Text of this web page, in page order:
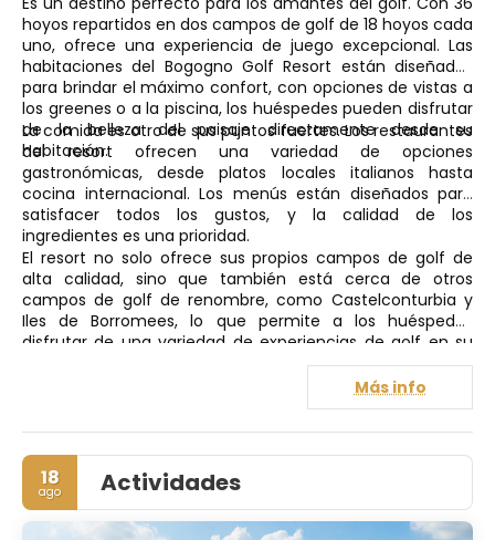
hoyos repartidos en dos campos de golf de 18 hoyos cada
uno, ofrece una experiencia de juego excepcional. Las
habitaciones del Bogogno Golf Resort están diseñadas
para brindar el máximo confort, con opciones de vistas a
los greenes o a la piscina, los huéspedes pueden disfrutar
de la belleza del paisaje directamente desde su
habitación.
La comida es otro de sus puntos fuertes. Los restaurantes
del resort ofrecen una variedad de opciones
gastronómicas, desde platos locales italianos hasta
cocina internacional. Los menús están diseñados para
satisfacer todos los gustos, y la calidad de los
ingredientes es una prioridad.
El resort no solo ofrece sus propios campos de golf de
alta calidad, sino que también está cerca de otros
campos de golf de renombre, como Castelconturbia y
Iles de Borromees, lo que permite a los huéspedes
disfrutar de una variedad de experiencias de golf en su
Más info
18
ago Actividades